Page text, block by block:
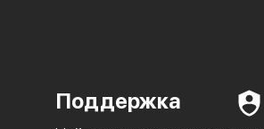
Поддержка